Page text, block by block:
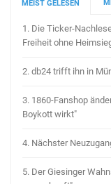
MEIST GELESEN
1. Die Ticker-
Freiheit ohne
2. db24 trifft ihn in
3. 1860-Fanshop
Boykott wirkt"
4. Nächster
5. Der Giesinger